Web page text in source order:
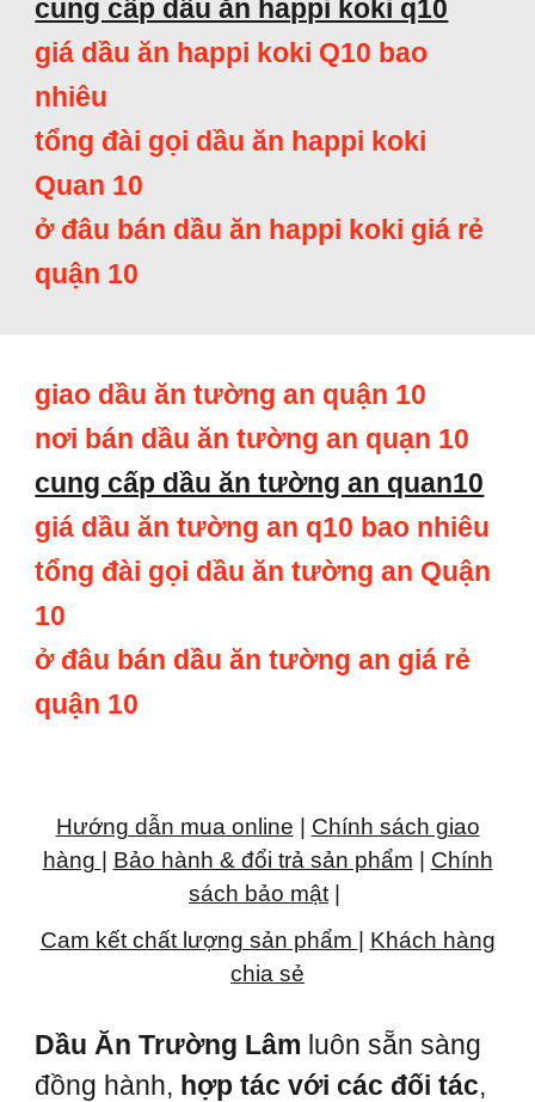
cung cấp dầu ăn happi koki q10
giá dầu ăn happi koki Q10 bao
nhiêu
tổng đài gọi dầu ăn happi koki
Quan 10
ở đâu bán dầu ăn happi koki giá rẻ
quận 10
giao dầu ăn tường an quận 10
nơi bán dầu ăn tường an quạn 10
cung cấp dầu ăn tường an quan10
giá dầu ăn tường an q10 bao nhiêu
tổng đài gọi dầu ăn tường an Quận
10
ở đâu bán dầu ăn tường an giá rẻ
quận 10
Hướng dẫn mua online
Chính sách giao
hàng
Bảo hành & đổi trả sản phẩm
Chính
sách bảo mật
Cam kết chất lượng sản phẩm | Khách hàng
chia sẻ
Dầu Ăn Trường Lâm luôn sẵn sàng
đồng hành, hợp tác với các đối tác,